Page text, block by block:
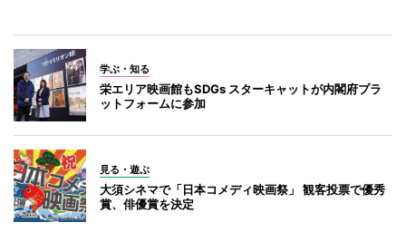
学ぶ・知る
栄エリア映画館もSDGs スターキャットが内閣府プラ
ットフォームに参加
見る・遊ぶ
大須シネマで「日本コメディ映画祭」 観客投票で優秀
賞、俳優賞を決定